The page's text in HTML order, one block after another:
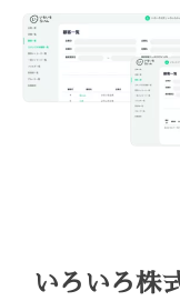
いろいろ株